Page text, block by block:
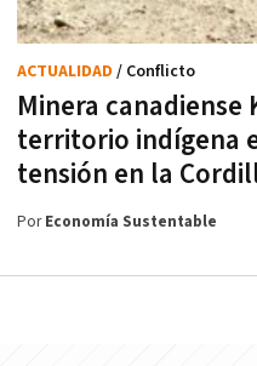
Minera canadiense
territorio indígena
tensión en la
ACTUALIDAD / Conflicto
PorEconomía Sustentable